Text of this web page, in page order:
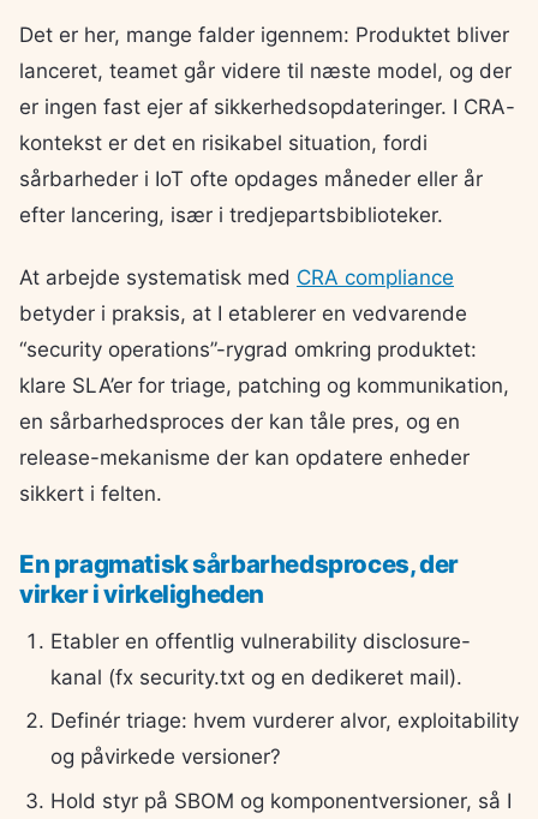
Det er her, mange falder igennem: Produktet bliver
lanceret, teamet går videre til næste model, og der
er ingen fast ejer af sikkerhedsopdateringer. I CRA-
kontekst er det en risikabel situation, fordi
sårbarheder i IoT ofte opdages måneder eller år
efter lancering, især i tredjepartsbiblioteker.
At arbejde systematisk med CRA compliance
betyder i praksis, at I etablerer en vedvarende
“security operations”-rygrad omkring produktet:
klare SLA’er for triage, patching og kommunikation,
en sårbarhedsproces der kan tåle pres, og en
release-mekanisme der kan opdatere enheder
sikkert i felten.
En pragmatisk sårbarhedsproces, der
virker i virkeligheden
Etabler en offentlig vulnerability disclosure-
kanal (fx security.txt og en dedikeret mail).
Definér triage: hvem vurderer alvor, exploitability
og påvirkede versioner?
Hold styr på SBOM og komponentversioner, så I